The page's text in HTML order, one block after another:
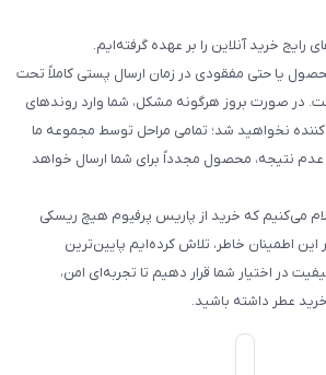
رایج خرید آنلاین را بر عهده گرفته‌ایم.
یا حتی مفقودی در زمان ارسال پستی کاملاً تحت
در صورت بروز هرگونه مشکل، شما وارد روندهای
نخواهید شد؛ تمامی مراحل توسط مجموعه ما
نتیجه، محصول مجدداً برای شما ارسال خواهد
می‌کنیم که خرید از پاریس پرفیوم هیچ ریسکی
این اطمینان خاطر، تلاش کرده‌ایم پایین‌ترین
در اختیار شما قرار دهیم تا تجربه‌ای امن،
عطر داشته باشید.